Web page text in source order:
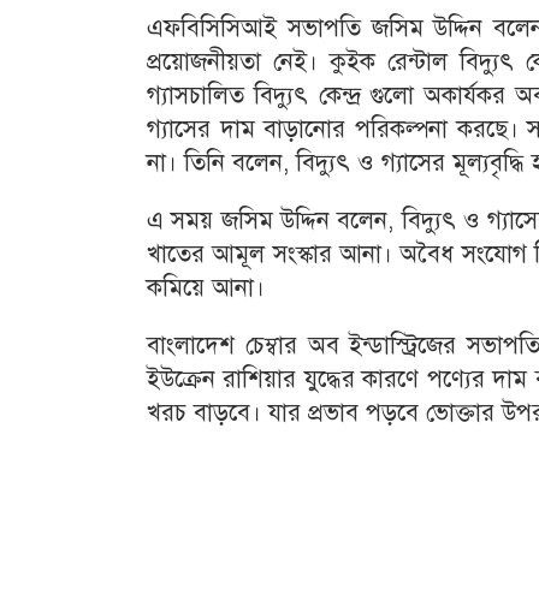
এফবিসিসিআই সভাপতি জসিম উদ্দিন
প্রয়োজনীয়তা নেই। কুইক রেন্টাল বিদ্যুৎ
গ্যাসচালিত বিদ্যুৎ কেন্দ্র গুলো
গ্যাসের দাম বাড়ানোর পরিকল্পনা
না। তিনি বলেন, বিদ্যুৎ ও গ্যাসের মূল্যবৃদ্ধি
এ সময় জসিম উদ্দিন বলেন, বিদ্যুৎ ও
খাতের আমূল সংস্কার আনা। অবৈধ সংযোগ
কমিয়ে আনা।
বাংলাদেশ চেম্বার অব ইন্ডাস্ট্রিজের
ইউক্রেন রাশিয়ার যুদ্ধের কারণে পণ্যের
খরচ বাড়বে। যার প্রভাব পড়বে ভোক্তার